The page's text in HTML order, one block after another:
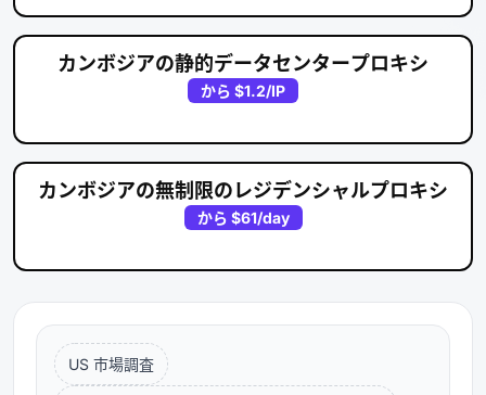
カンボジアの静的データセンタープロキシ
から $1.2/IP
カンボジアの無制限のレジデンシャルプロキシ
から $61/day
US 市場調査